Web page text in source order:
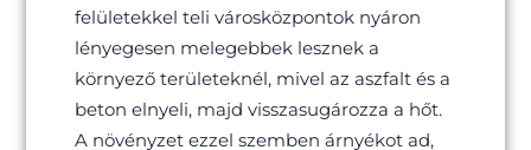
felületekkel teli városközpontok nyáron
lényegesen melegebbek lesznek a
környező területeknél, mivel az aszfalt és a
beton elnyeli, majd visszasugározza a hőt.
A növényzet ezzel szemben árnyékot ad,